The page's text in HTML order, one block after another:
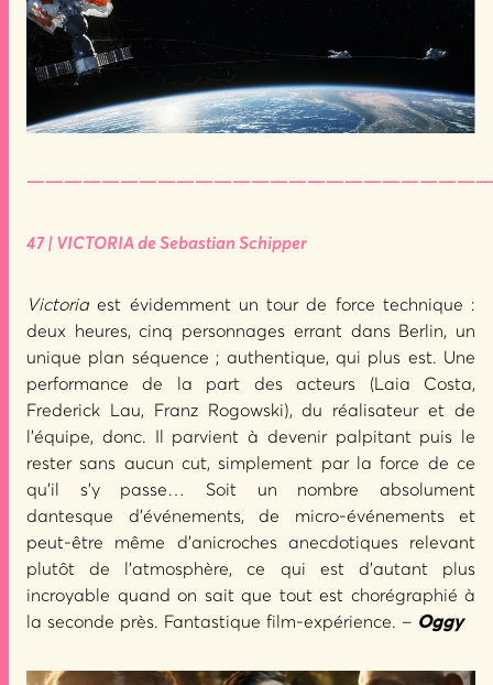
47 | VICTORIA de Sebastian Schipper
Victoriaest évidemment un tour de force technique :
deux heures, cinq personnages errant dans Berlin, un
unique plan séquence ; authentique, qui plus est. Une
performance de la part des acteurs (Laia Costa,
Frederick Lau, Franz Rogowski), du réalisateur et de
l’équipe, donc. Il parvient à devenir palpitant puis le
rester sans aucun cut, simplement par la force de ce
qu’il s’y passe… Soit un nombre absolument
dantesque d’événements, de micro-événements et
peut-être même d’anicroches anecdotiques relevant
plutôt de l’atmosphère, ce qui est d’autant plus
incroyable quand on sait que tout est chorégraphié à
la seconde près. Fantastique film-expérience. – Oggy